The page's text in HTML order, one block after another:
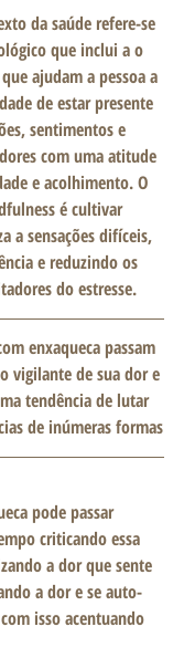
da saúde refere-se
que inclui a o
ajudam a pessoa a
de estar presente
sentimentos e
com uma atitude
e acolhimento. O
é cultivar
a sensações difíceis,
e reduzindo os
do estresse.
enxaqueca passam
vigilante de sua dor e
tendência de lutar
de inúmeras formas
pode passar
criticando essa
a dor que sente
a dor e se auto-
isso acentuando